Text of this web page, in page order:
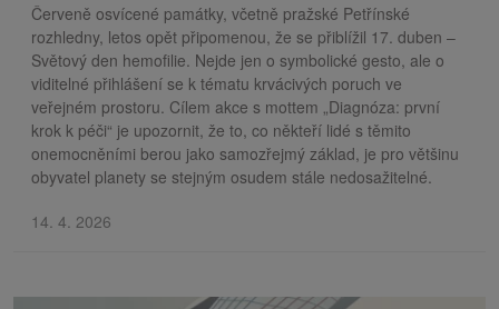
Červeně osvícené památky, včetně pražské Petřínské
rozhledny, letos opět připomenou, že se přiblížil 17. duben –
Světový den hemofilie. Nejde jen o symbolické gesto, ale o
viditelné přihlášení se k tématu krvácivých poruch ve
veřejném prostoru. Cílem akce s mottem „Diagnóza: první
krok k péči“ je upozornit, že to, co někteří lidé s těmito
onemocněními berou jako samozřejmý základ, je pro většinu
obyvatel planety se stejným osudem stále nedosažitelné.
14. 4. 2026